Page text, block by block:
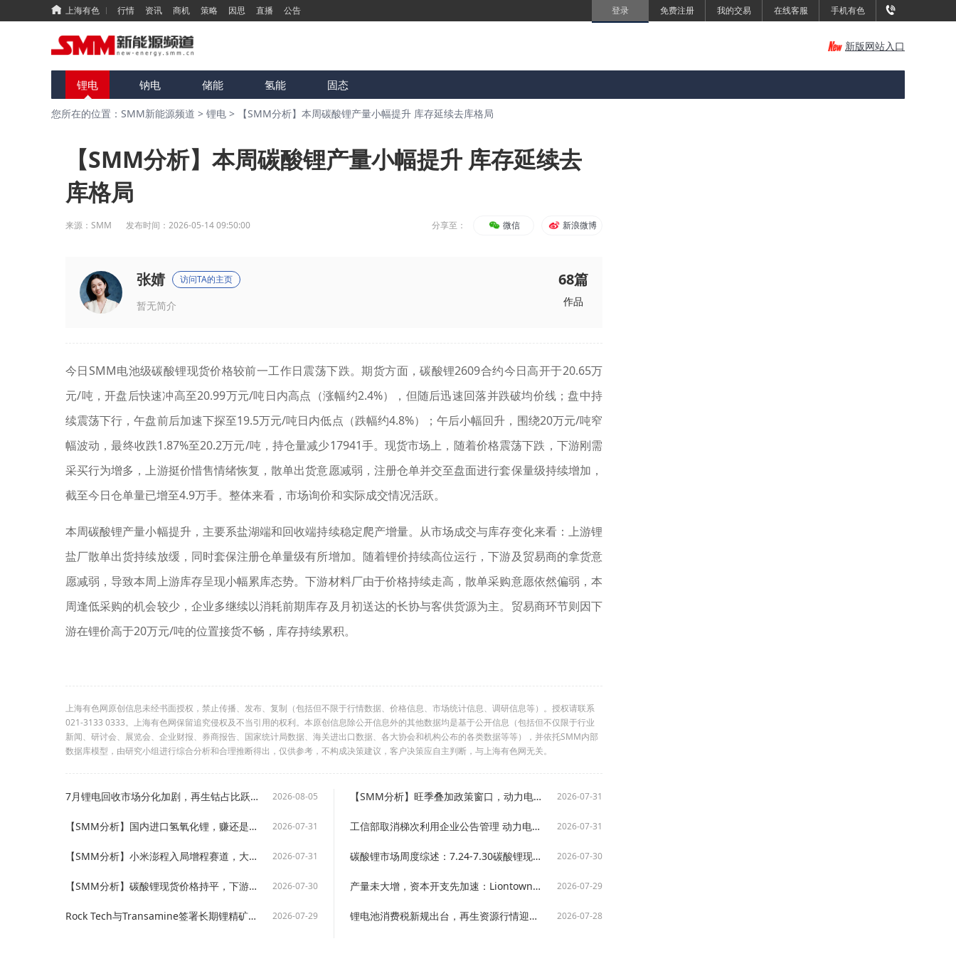
上海有色 行情 资讯 商机 策略 因思 直播 公告 登录 免费注册 我的交易 在线客服 手机有色
新版网站入口
锂电 钠电 储能 氢能 固态
您所在的位置：SMM新能源频道 > 锂电 > 【SMM分析】本周碳酸锂产量小幅提升 库存延续去库格局
【SMM分析】本周碳酸锂产量小幅提升 库存延续去
库格局
来源： SMM 发布时间： 2026-05-14 09:50:00 分享至： 微信 新浪微博
张婧 访问TA的主页
暂无简介
68篇
作品
今日SMM电池级碳酸锂现货价格较前一工作日震荡下跌。期货方面，碳酸锂2609合约今日高开于20.65万
元/吨，开盘后快速冲高至20.99万元/吨日内高点（涨幅约2.4%），但随后迅速回落并跌破均价线；盘中持
续震荡下行，午盘前后加速下探至19.5万元/吨日内低点（跌幅约4.8%）；午后小幅回升，围绕20万元/吨窄
幅波动，最终收跌1.87%至20.2万元/吨，持仓量减少17941手。现货市场上，随着价格震荡下跌，下游刚需
采买行为增多，上游挺价惜售情绪恢复，散单出货意愿减弱，注册仓单并交至盘面进行套保量级持续增加，
截至今日仓单量已增至4.9万手。整体来看，市场询价和实际成交情况活跃。
本周碳酸锂产量小幅提升，主要系盐湖端和回收端持续稳定爬产增量。从市场成交与库存变化来看：上游锂
盐厂散单出货持续放缓，同时套保注册仓单量级有所增加。随着锂价持续高位运行，下游及贸易商的拿货意
愿减弱，导致本周上游库存呈现小幅累库态势。下游材料厂由于价格持续走高，散单采购意愿依然偏弱，本
周逢低采购的机会较少，企业多继续以消耗前期库存及月初送达的长协与客供货源为主。贸易商环节则因下
游在锂价高于20万元/吨的位置接货不畅，库存持续累积。
上海有色网原创信息未经书面授权，禁止传播、发布、复制（包括但不限于行情数据、价格信息、市场统计信息、调研信息等）。授权请联系
021-3133 0333。上海有色网保留追究侵权及不当引用的权利。本原创信息除公开信息外的其他数据均是基于公开信息（包括但不仅限于行业
新闻、研讨会、展览会、企业财报、券商报告、国家统计局数据、海关进出口数据、各大协会和机构公布的各类数据等等），并依托SMM内部
数据库模型，由研究小组进行综合分析和合理推断得出，仅供参考，不构成决策建议，客户决策应自主判断，与上海有色网无关。
7月锂电回收市场分化加剧，再生钴占比跃升41%成供给端最大变量【SMM分析】 2026-08-05 【SMM分析】旺季叠加政策窗口，动力电芯产出显著增长，9月后增速或回落 2026-07-31
【SMM分析】国内进口氢氧化锂，赚还是亏？ 2026-07-31 工信部取消梯次利用企业公告管理 动力电池回收监管再升级【SMM分析】 2026-07-31
【SMM分析】小米澎程入局增程赛道，大电池策略重塑三元电池需求预期 2026-07-31 碳酸锂市场周度综述：7.24-7.30碳酸锂现货价格价格中枢较上周小幅上移【SMM周评】 2026-07-30
【SMM分析】碳酸锂现货价格持平，下游持续按需逢低采购 2026-07-30 产量未大增，资本开支先加速：Liontown正在释放什么锂供应信号？【SMM分析】 2026-07-29
Rock Tech与Transamine签署长期锂精矿包销协议，最高8000万美元预付款融资助推Georgia Lake项目开发【SMM分析】 2026-07-29 锂电池消费税新规出台，再生资源行情迎来重估【SMM分析】 2026-07-28